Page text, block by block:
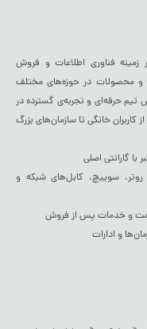
زمینه فناوری اطلاعات و فروش
و محصولات در حوزه‌های مختلف
حرفه‌ای و تجربه‌ی گسترده در
کاربران خانگی تا سازمان‌های بزرگ
گارانتی اصلی
سوییچ، کابل‌های شبکه و
و خدمات پس از فروش
و ادارات